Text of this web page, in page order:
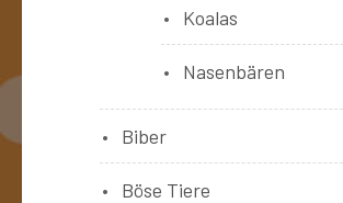
Koalas
Nasenbären
Biber
Böse Tiere